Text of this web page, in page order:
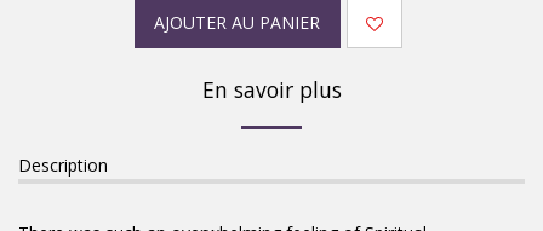
AJOUTER AU PANIER
En savoir plus
Description